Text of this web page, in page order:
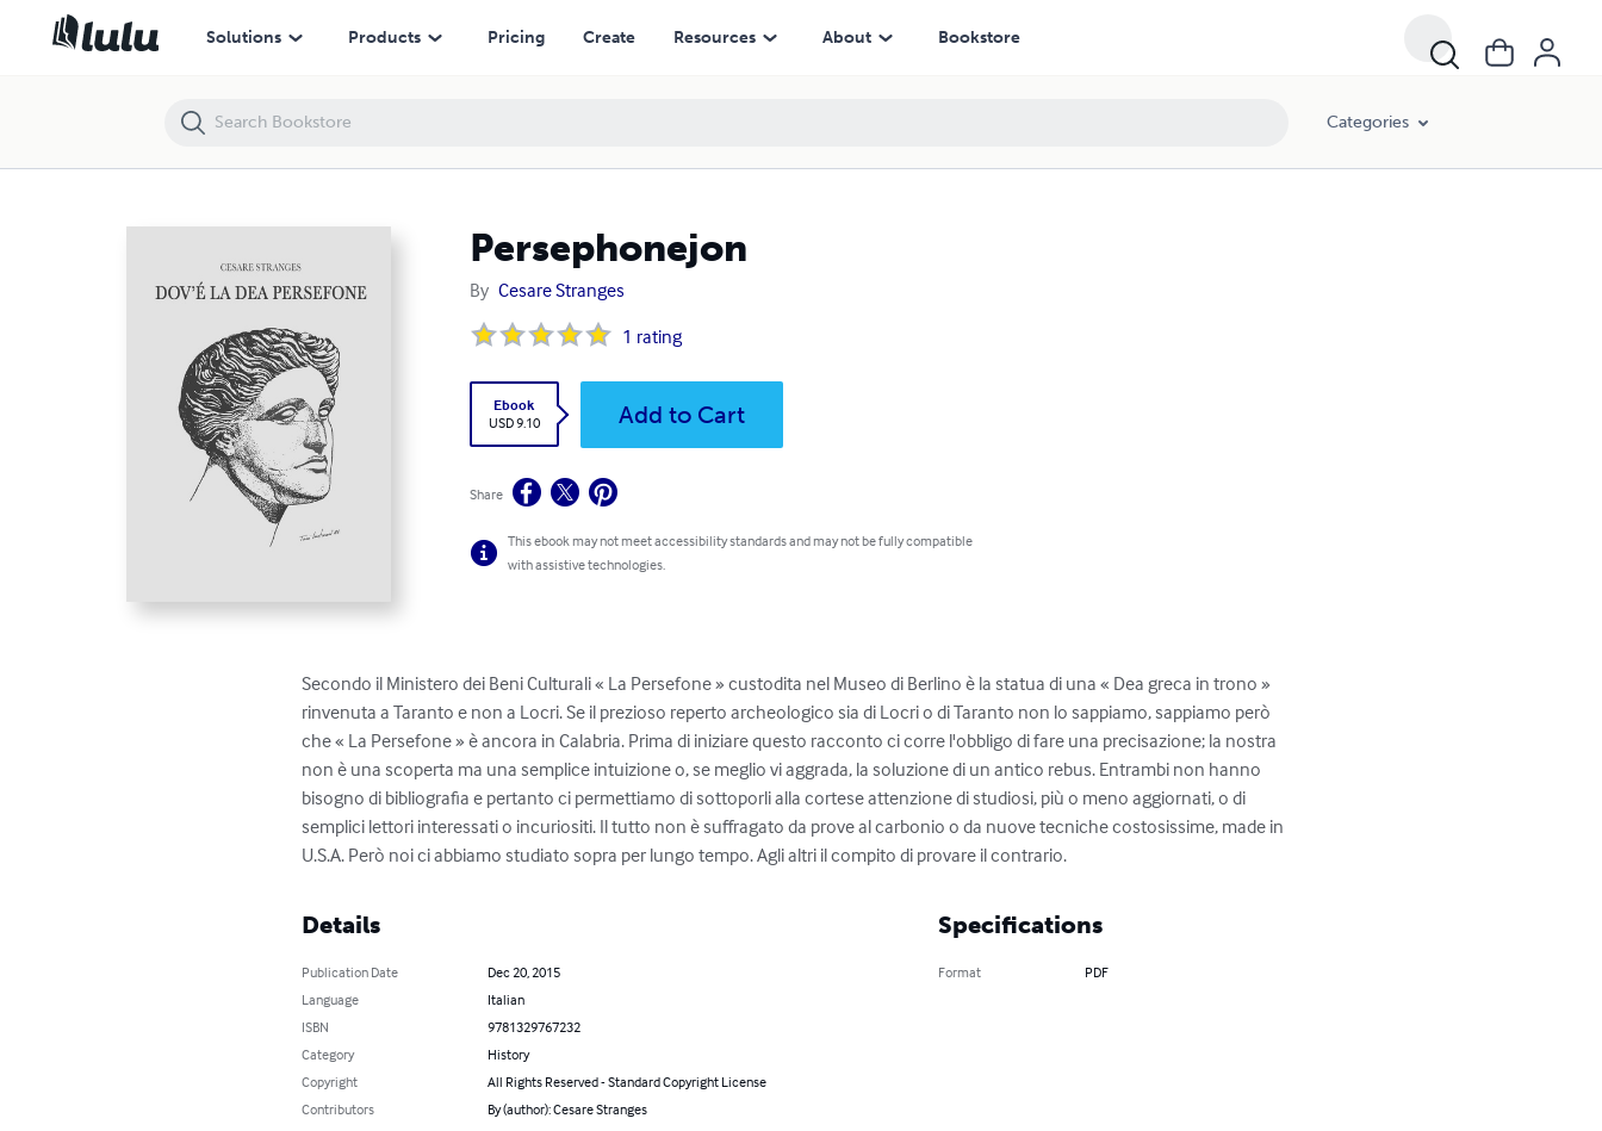
Solutions Products Pricing Create Resources About Bookstore
Categories
Persephonejon
By Cesare Stranges
1 rating
Ebook
USD 9.10
Add to Cart
Share
This ebook may not meet accessibility standards and may not be fully compatible
with assistive technologies.
Secondo il Ministero dei Beni Culturali « La Persefone » custodita nel Museo di Berlino è la statua di una « Dea greca in trono »
rinvenuta a Taranto e non a Locri. Se il prezioso reperto archeologico sia di Locri o di Taranto non lo sappiamo, sappiamo però
che « La Persefone » è ancora in Calabria. Prima di iniziare questo racconto ci corre l'obbligo di fare una precisazione; la nostra
non è una scoperta ma una semplice intuizione o, se meglio vi aggrada, la soluzione di un antico rebus. Entrambi non hanno
bisogno di bibliografia e pertanto ci permettiamo di sottoporli alla cortese attenzione di studiosi, più o meno aggiornati, o di
semplici lettori interessati o incuriositi. Il tutto non è suffragato da prove al carbonio o da nuove tecniche costosissime, made in
U.S.A. Però noi ci abbiamo studiato sopra per lungo tempo. Agli altri il compito di provare il contrario.
Details
Publication Date
Dec 20, 2015
Language
Italian
ISBN
9781329767232
Category
History
Copyright
All Rights Reserved - Standard Copyright License
Contributors
By (author): Cesare Stranges
Specifications
Format PDF
Persephonejon